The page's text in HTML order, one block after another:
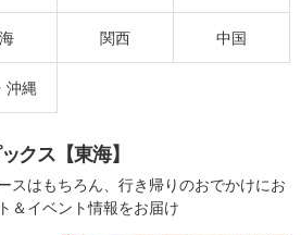
関西 中国
沖縄
クス【東海】
スはもちろん、行き帰りのおでかけにお
＆イベント情報をお届け